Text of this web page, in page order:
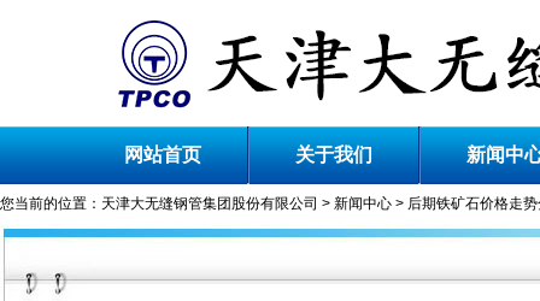
网站首页 关于我们 新闻中
您当前的位置： 天津大无缝钢管集团股份有限公司 > 新闻中心 > 后期铁矿石价格走